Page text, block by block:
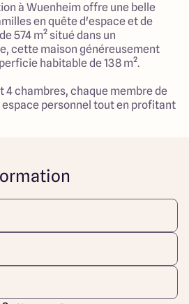
à Wuenheim offre une belle
en quête d'espace et de
574 m² situé dans un
cette maison généreusement
habitable de 138 m².
4 chambres, chaque membre de
personnel tout en profitant
dans des pièces bien
réfléchie des espaces de vie
en toute sécurité tout en profitant
la nature. Ce projet est parfait
allier modernité et
de ce lieu, le vôtre !
et réalisations ARLOGIS sur